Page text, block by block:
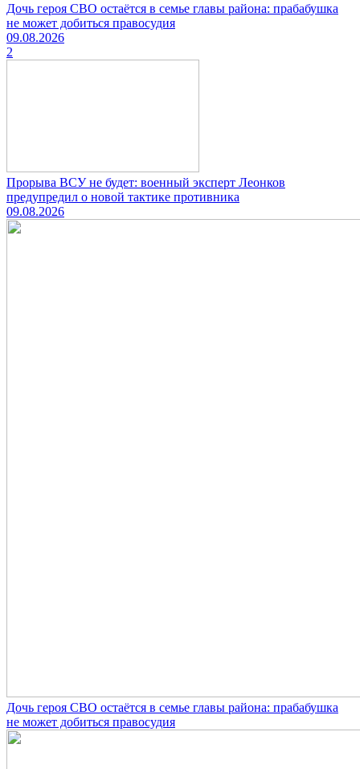
Дочь героя СВО остаётся в семье главы района: прабабушка
не может добиться правосудия
09.08.2026
2
Прорыва ВСУ не будет: военный эксперт Леонков
предупредил о новой тактике противника
09.08.2026
Дочь героя СВО остаётся в семье главы района: прабабушка
не может добиться правосудия